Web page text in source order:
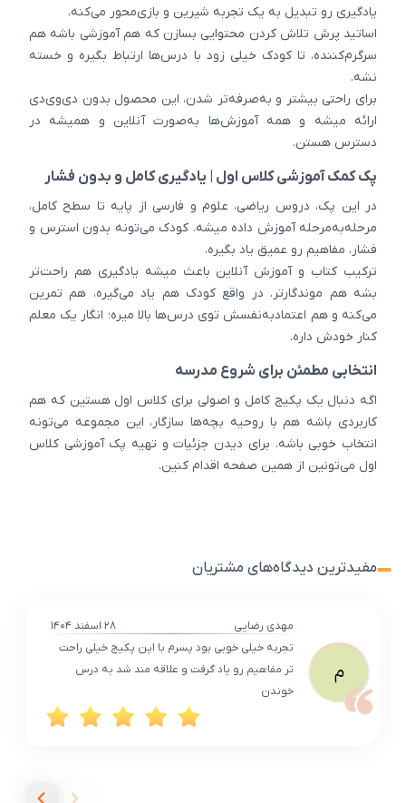
یادگیری رو تبدیل به یک تجربه شیرین و بازی‌محور می‌کنه.
اساتید پرش تلاش کردن محتوایی بسازن که هم آموزشی باشه هم
سرگرم‌کننده، تا کودک خیلی زود با درس‌ها ارتباط بگیره و خسته
نشه.
برای راحتی بیشتر و به‌صرفه‌تر شدن، این محصول بدون دی‌وی‌دی
ارائه میشه و همه آموزش‌ها به‌صورت آنلاین و همیشه در
دسترس هستن.
پک کمک آموزشی کلاس اول | یادگیری کامل و بدون فشار
در این پک، دروس ریاضی، علوم و فارسی از پایه تا سطح کامل،
مرحله‌به‌مرحله آموزش داده میشه. کودک می‌تونه بدون استرس و
فشار، مفاهیم رو عمیق یاد بگیره.
ترکیب کتاب و آموزش آنلاین باعث میشه یادگیری هم راحت‌تر
بشه هم موندگارتر. در واقع کودک هم یاد می‌گیره، هم تمرین
می‌کنه و هم اعتمادبه‌نفسش توی درس‌ها بالا میره؛ انگار یک معلم
کنار خودش داره.
انتخابی مطمئن برای شروع مدرسه
اگه دنبال یک پکیج کامل و اصولی برای کلاس اول هستین که هم
کاربردی باشه هم با روحیه بچه‌ها سازگار، این مجموعه می‌تونه
انتخاب خوبی باشه. برای دیدن جزئیات و تهیه پک آموزشی کلاس
اول می‌تونین از همین صفحه اقدام کنین.
مفیدترین دیدگاه‌های مشتریان
م
مهدی رضایی
۲۸ اسفند ۱۴۰۴
تجربه خیلی خوبی بود پسرم با این پکیج خیلی راحت‌
تر مفاهیم رو یاد گرفت و علاقه ‌مند شد به درس
خوندن